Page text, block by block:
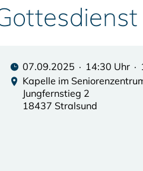
07.09.2025 · 14:30 Uhr ·
Kapelle im
Jungfernstieg 2
18437 Stralsund